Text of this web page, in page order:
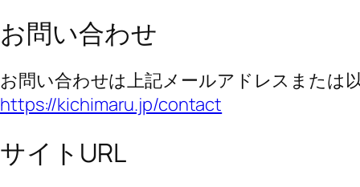
お問い合わせ
お問い合わせは上記メールアドレスまたは
https://kichimaru.jp/contact
サイトURL